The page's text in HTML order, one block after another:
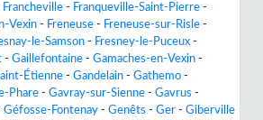
Francheville - Franqueville-Saint-Pierre -
Vexin - Freneuse - Freneuse-sur-Risle -
le-Samson - Fresney-le-Puceux -
- Gaillefontaine - Gamaches-en-Vexin -
Étienne - Gandelain - Gathemo -
Phare - Gavray-sur-Sienne - Gavrus -
Géfosse-Fontenay - Genêts - Ger - Giberville